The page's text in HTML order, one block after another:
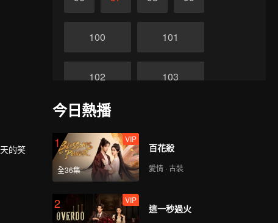
100 101
102 103
104
106 107
108
的笑
今日熱播
1
全36集
VIP
百花殺
愛情 · 古裝
2 VIP
這一秒過火